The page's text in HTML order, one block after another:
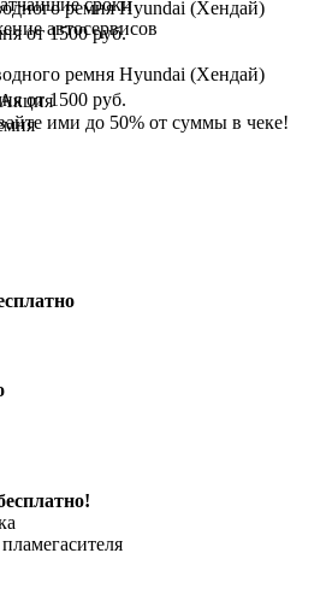
сроки
автосервисов
ремня Hyundai (Хендай)
от 1500 руб.
ремня Hyundai (Хендай)
от 1500 руб.
ими до 50% от суммы в чеке!